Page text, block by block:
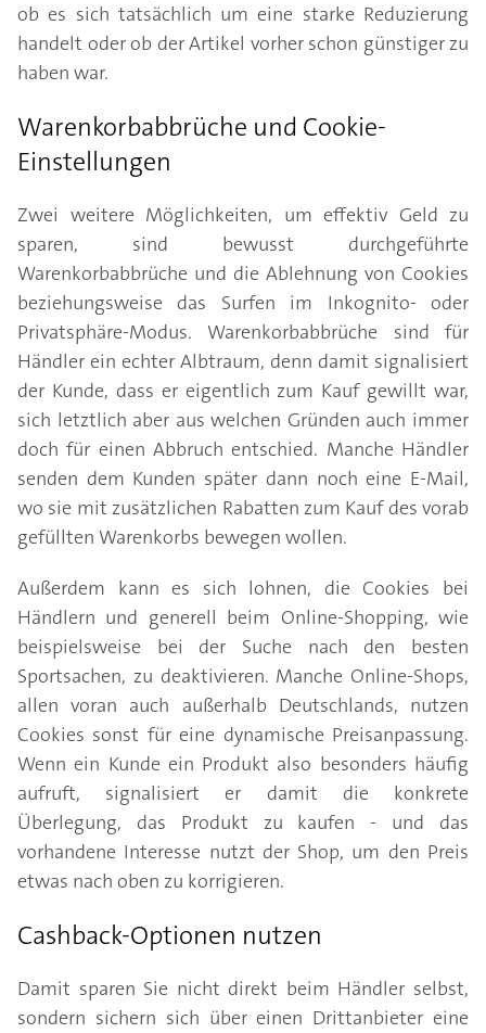
ob es sich tatsächlich um eine starke Reduzierung
handelt oder ob der Artikel vorher schon günstiger zu
haben war.
Warenkorbabbrüche und Cookie-
Einstellungen
Zwei weitere Möglichkeiten, um effektiv Geld zu
sparen, sind bewusst durchgeführte
Warenkorbabbrüche und die Ablehnung von Cookies
beziehungsweise das Surfen im Inkognito- oder
Privatsphäre-Modus. Warenkorbabbrüche sind für
Händler ein echter Albtraum, denn damit signalisiert
der Kunde, dass er eigentlich zum Kauf gewillt war,
sich letztlich aber aus welchen Gründen auch immer
doch für einen Abbruch entschied. Manche Händler
senden dem Kunden später dann noch eine E-Mail,
wo sie mit zusätzlichen Rabatten zum Kauf des vorab
gefüllten Warenkorbs bewegen wollen.
Außerdem kann es sich lohnen, die Cookies bei
Händlern und generell beim Online-Shopping, wie
beispielsweise bei der Suche nach den besten
Sportsachen, zu deaktivieren. Manche Online-Shops,
allen voran auch außerhalb Deutschlands, nutzen
Cookies sonst für eine dynamische Preisanpassung.
Wenn ein Kunde ein Produkt also besonders häufig
aufruft, signalisiert er damit die konkrete
Überlegung, das Produkt zu kaufen - und das
vorhandene Interesse nutzt der Shop, um den Preis
etwas nach oben zu korrigieren.
Cashback-Optionen nutzen
Damit sparen Sie nicht direkt beim Händler selbst,
sondern sichern sich über einen Drittanbieter eine